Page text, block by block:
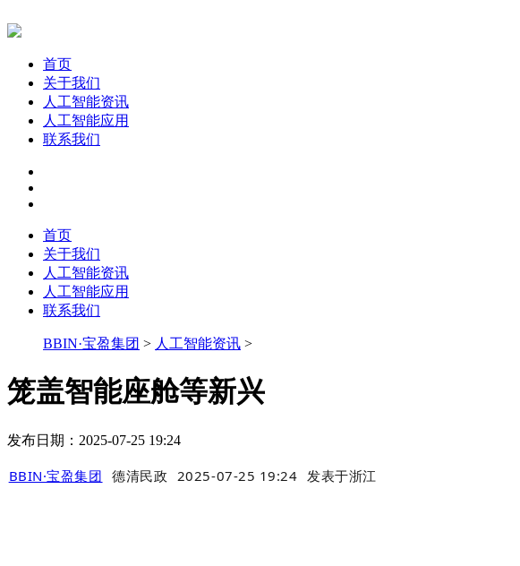
首页
关于我们
人工智能资讯
人工智能应用
联系我们
首页
关于我们
人工智能资讯
人工智能应用
联系我们
BBIN·宝盈集团 > 人工智能资讯 >
笼盖智能座舱等新兴
发布日期：2025-07-25 19:24
BBIN·宝盈集团 德清民政 2025-07-25 19:24 发表于浙江